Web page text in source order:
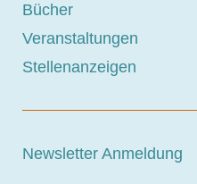
Bücher
Veranstaltungen
Stellenanzeigen
Newsletter Anmeldung